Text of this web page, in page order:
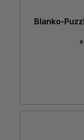
Blanko-